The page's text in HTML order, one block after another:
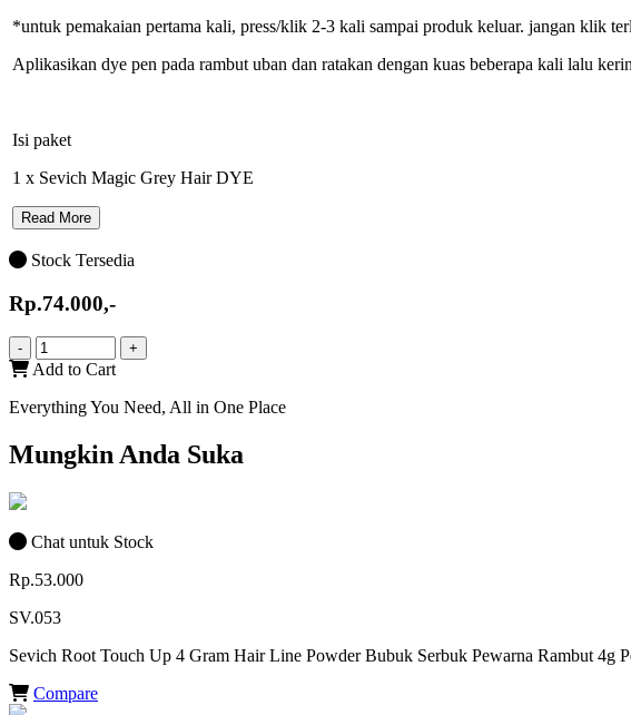
*untuk pemakaian pertama kali, press/klik 2-3 kali sampai produk keluar. jangan klik
Aplikasikan dye pen pada rambut uban dan ratakan dengan kuas beberapa kali lalu
Isi paket
1 x Sevich Magic Grey Hair DYE
Read More
Stock Tersedia
Rp.74.000,-
- +
Add to Cart
Everything You Need, All in One Place
Mungkin Anda Suka
Chat untuk Stock
Rp.53.000
SV.053
Sevich Root Touch Up 4 Gram Hair Line Powder Bubuk Serbuk Pewarna Rambut 4g
Compare